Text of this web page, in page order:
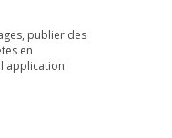
publier des
en